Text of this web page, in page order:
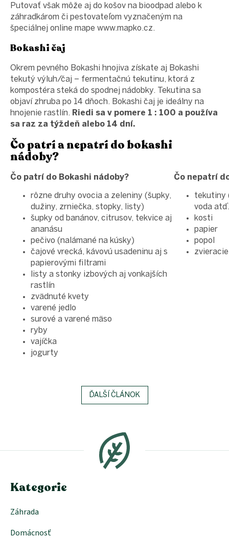
Putovať však môže aj do košov na bioodpad alebo k
záhradkárom či pestovateľom vyznačeným na
špeciálnej online mape www.mapko.cz.
Bokashi čaj
Okrem pevného Bokashi hnojiva získate aj Bokashi
tekutý výluh/čaj – fermentačnú tekutinu, ktorá z
kompostéra steká do spodnej nádobky. Tekutina sa
objaví zhruba po 14 dňoch. Bokashi čaj je ideálny na
hnojenie rastlín. Riedi sa v pomere 1 : 100 a používa
sa raz za týždeň alebo 14 dní.
Čo patrí a nepatrí do bokashi
nádoby?
Čo patrí do Bokashi nádoby?
Čo nepatrí
rôzne druhy ovocia a zeleniny (šupky,
dužiny, zrniečka, stopky, listy)
šupky od banánov, citrusov, tekvice aj
ananásu
pečivo (nalámané na kúsky)
čajové vrecká, kávovú usadeninu aj s
papierovými filtrami
listy a stonky izbových aj vonkajších
rastlín
zvädnuté kvety
varené jedlo
surové a varené mäso
ryby
vajíčka
jogurty
tekutiny
voda
kosti
papier
popol
ĎALŠÍ ČLÁNOK
ä
Kategorie
Záhrada
Domácnosť